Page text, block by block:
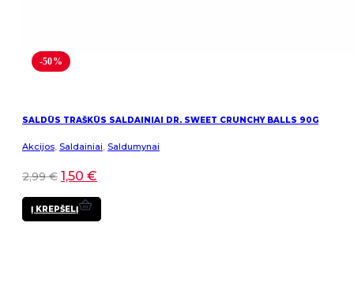
-50%
SALDŪS TRAŠKŪS SALDAINIAI DR. SWEET CRUNCHY BALLS 90G
Akcijos, Saldainiai, Saldumynai
2,99€ 1,50 €
Į KREPŠELĮ